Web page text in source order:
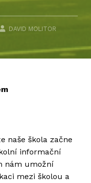
DAVID MOLITOR
naše škola začne
informační
nám umožní
mezi školou a